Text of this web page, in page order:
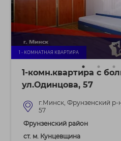
1 - КОМНАТНАЯ КВАРТИРА
1-комн.квартира с
ул.Одинцова, 57
г.Минск, Фрунзенский
57
Фрунзенский район
ст. м. Кунцевщина